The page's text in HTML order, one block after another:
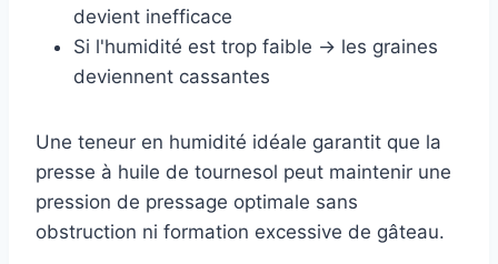
devient inefficace
Si l'humidité est trop faible → les graines
deviennent cassantes
Une teneur en humidité idéale garantit que la
presse à huile de tournesol peut maintenir une
pression de pressage optimale sans
obstruction ni formation excessive de gâteau.